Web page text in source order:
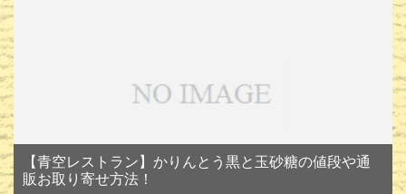
【青空レストラン】かりんとう黒と玉砂糖の値段や通
販お取り寄せ方法！